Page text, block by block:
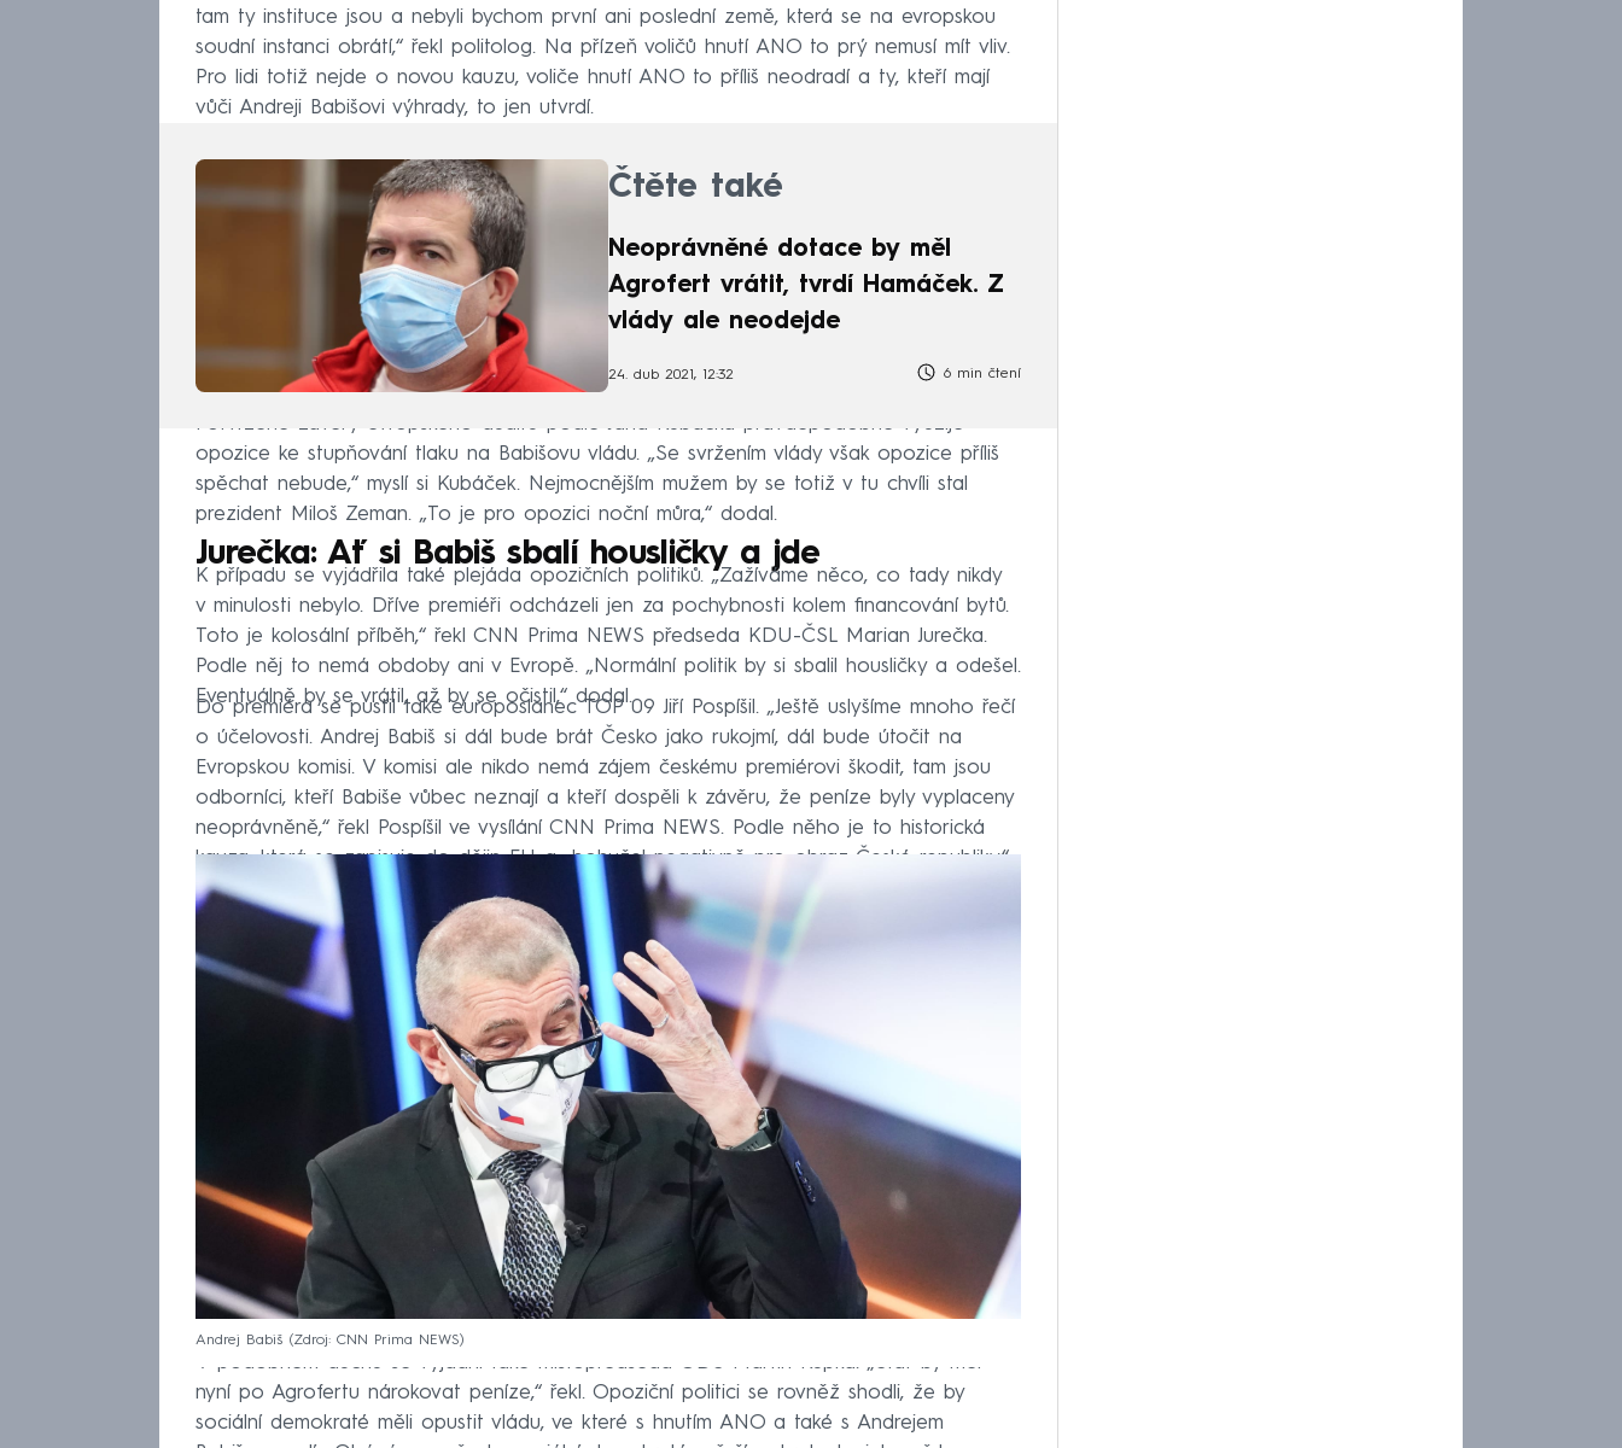
tam ty instituce jsou a nebyli bychom první ani poslední země, která se na evropskou
soudní instanci obrátí,“ řekl politolog. Na přízeň voličů hnutí ANO to prý nemusí mít vliv.
Pro lidi totiž nejde o novou kauzu, voliče hnutí ANO to příliš neodradí a ty, kteří mají
vůči Andreji Babišovi výhrady, to jen utvrdí.
Čtěte také
Neoprávněné dotace by měl
Agrofert vrátit, tvrdí Hamáček. Z
vlády ale neodejde
24. dub 2021, 12:32 6 min čtení
Potvrzené závěry evropského auditu podle Jana Kubáčka pravděpodobně využije
opozice ke stupňování tlaku na Babišovu vládu. „Se svržením vlády však opozice příliš
spěchat nebude,“ myslí si Kubáček. Nejmocnějším mužem by se totiž v tu chvíli stal
prezident Miloš Zeman. „To je pro opozici noční můra,“ dodal.
Jurečka: Ať si Babiš sbalí housličky a jde
K případu se vyjádřila také plejáda opozičních politiků. „Zažíváme něco, co tady nikdy
v minulosti nebylo. Dříve premiéři odcházeli jen za pochybnosti kolem financování bytů.
Toto je kolosální příběh,“ řekl CNN Prima NEWS předseda KDU-ČSL Marian Jurečka.
Podle něj to nemá obdoby ani v Evropě. „Normální politik by si sbalil housličky a odešel.
Eventuálně by se vrátil, až by se očistil,“ dodal.
Do premiéra se pustil také europoslanec TOP 09 Jiří Pospíšil. „Ještě uslyšíme mnoho řečí
o účelovosti. Andrej Babiš si dál bude brát Česko jako rukojmí, dál bude útočit na
Evropskou komisi. V komisi ale nikdo nemá zájem českému premiérovi škodit, tam jsou
odborníci, kteří Babiše vůbec neznají a kteří dospěli k závěru, že peníze byly vyplaceny
neoprávněně,“ řekl Pospíšil ve vysílání CNN Prima NEWS. Podle něho je to historická
kauza, která se zapisuje do dějin EU a „bohužel negativně pro obraz České republiky“.
Andrej Babiš Zdroj: CNN Prima NEWS
V podobném duchu se vyjádřil také místopředseda ODS Martin Kupka. „Stát by měl
nyní po Agrofertu nárokovat peníze,“ řekl. Opoziční politici se rovněž shodli, že by
sociální demokraté měli opustit vládu, ve které s hnutím ANO a také s Andrejem